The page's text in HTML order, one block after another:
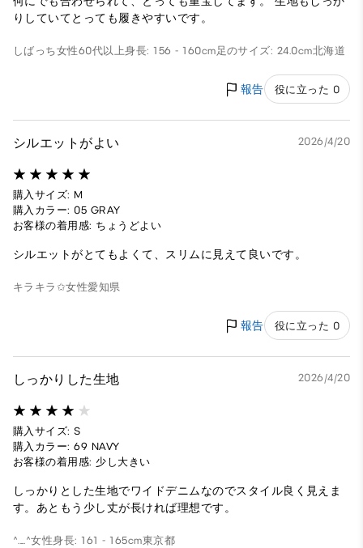
りしていてとっても履きやすいです。
しばっち女性60代以上身長: 156 - 160cm足のサイズ: 24.0cm北海道
報告 役に立った 0
シルエットがよい 2026/4/20
購入サイズ: M
購入カラー: 05 GRAY
お客様の着用感: ちょうどよい
シルエットがとてもよくて、スリムに見えて良いです。
キラキラ✩女性愛知県
報告 役に立った 0
しっかりした生地 2026/4/20
購入サイズ: S
購入カラー: 69 NAVY
お客様の着用感: 少し大きい
しっかりとした生地でワイドデニムなのでスタイル良く見えま
す。あともう少し丈が長ければ理想です。
^._.^女性身長: 161 - 165cm東京都